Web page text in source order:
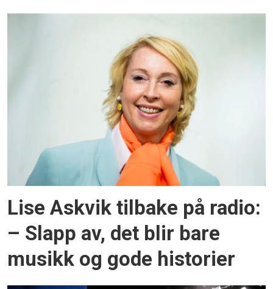
Lise Askvik tilbake på radio:
– Slapp av, det blir bare
musikk og gode historier